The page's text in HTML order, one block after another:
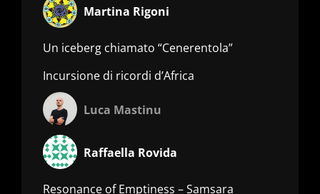
Martina Rigoni
Un iceberg chiamato “Cenerentola”
Incursione di ricordi d’Africa
Luca Mastinu
Raffaella Rovida
Resonance of Emptiness – Samsara